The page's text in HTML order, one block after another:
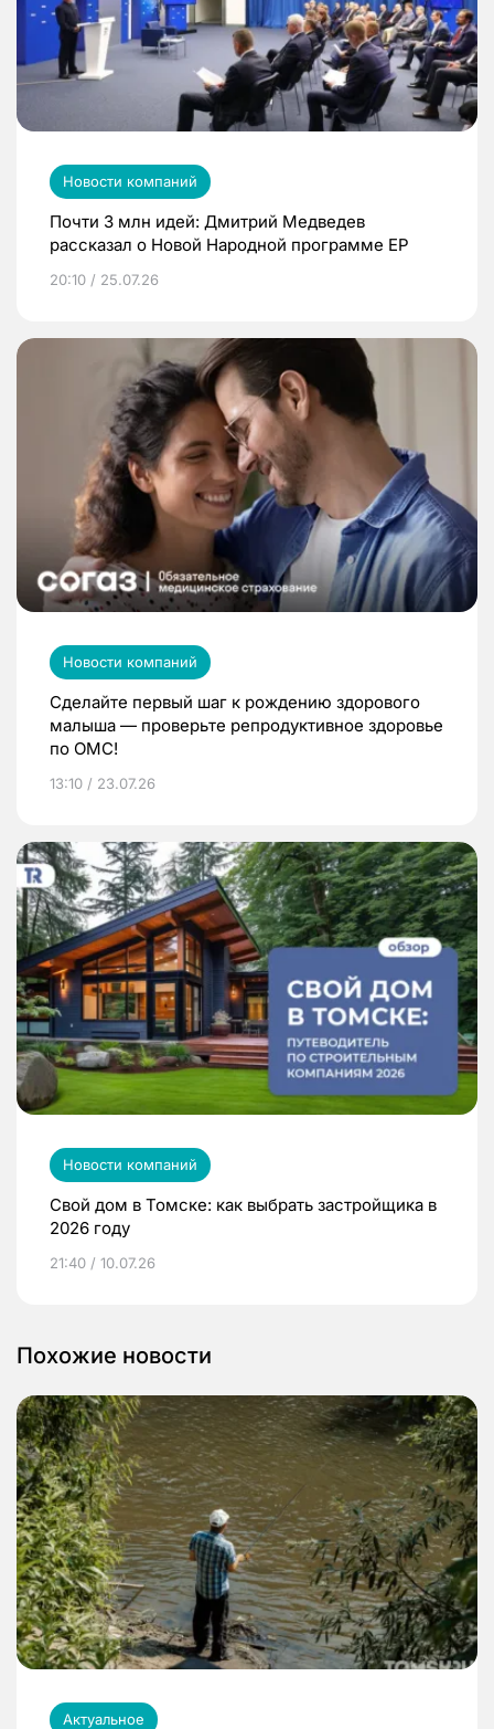
Новости компаний
Почти 3 млн идей: Дмитрий Медведев
рассказал о Новой Народной программе ЕР
20:10 / 25.07.26
Новости компаний
Сделайте первый шаг к рождению здорового
малыша — проверьте репродуктивное здоровье
по ОМС!
13:10 / 23.07.26
Новости компаний
Свой дом в Томске: как выбрать застройщика в
2026 году
21:40 / 10.07.26
Похожие новости
Актуальное